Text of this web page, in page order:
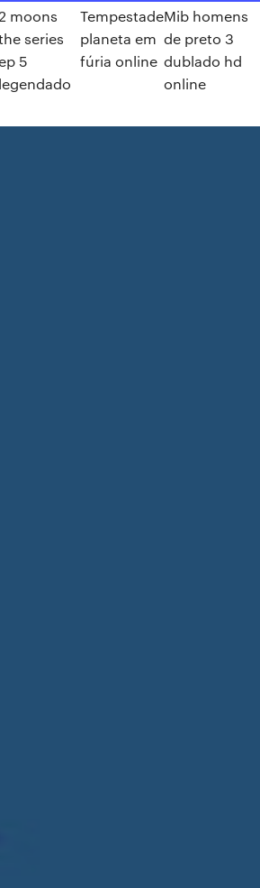
2 moons
series
5
legendado
Tempestade
planeta em
fúria online
Mib homens
de preto 3
dublado hd
online